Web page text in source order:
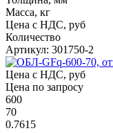
Масса, кг
Цена с НДС, руб
Количество
Артикул: 301750-2
Цена с НДС, руб
Цена по запросу
600
70
0.7615